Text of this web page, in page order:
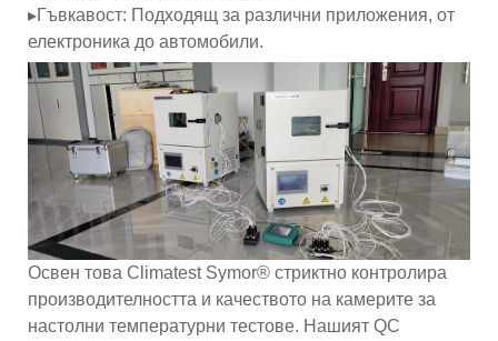
▸Гъвкавост: Подходящ за различни приложения, от
електроника до автомобили.
Освен това Climatest Symor® стриктно контролира
производителността и качеството на камерите за
настолни температурни тестове. Нашият QC